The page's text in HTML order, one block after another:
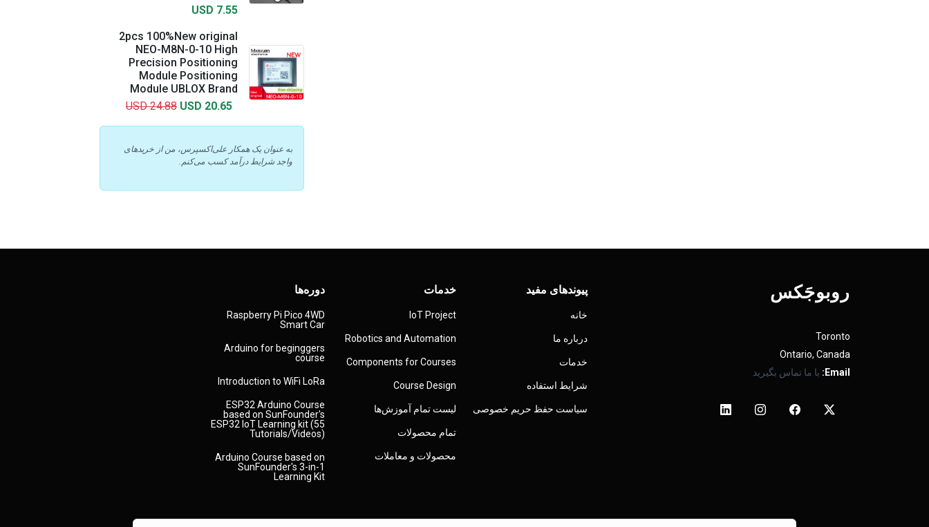
USD 7.55
2pcs 100%New original
NEO-M8N-0-10 High
Precision Positioning
Module Positioning
Module UBLOX Brand
USD 24.88 USD 20.65
به عنوان یک همکار علی‌اکسپرس، من از خریدهای
واجد شرایط درآمد کسب می‌کنم.
روبوجَکس
Toronto
Ontario, Canada
Email:
با ما تماس بگیرید
پیوندهای مفید
خانه
درباره ما
خدمات
شرایط استفاده
سیاست حفظ حریم خصوصی
خدمات
IoT Project
Robotics and Automation
Components for Courses
Course Design
لیست تمام آموزش‌ها
تمام محصولات
محصولات و معاملات
دوره‌ها
Raspberry Pi Pico 4WD
Smart Car
Arduino for beginggers
course
Introduction to WiFi LoRa
ESP32 Arduino Course
based on SunFounder's
ESP32 IoT Learning kit (55
Tutorials/Videos)
Arduino Course based on
SunFounder's 3-in-1
Learning Kit